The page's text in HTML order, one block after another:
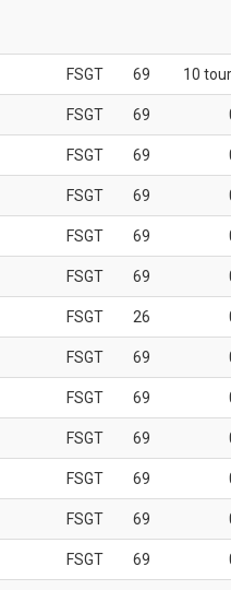
FSGT 69 10
FSGT 69
FSGT 69
FSGT 69
FSGT 69
FSGT 69
FSGT 26
FSGT 69
FSGT 69
FSGT 69
FSGT 69
FSGT 69
FSGT 69